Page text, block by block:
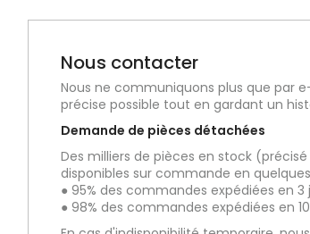
Nous contacter
Nous ne communiquons plus que par
précise possible tout en gardant un
Demande de pièces détachées
Des milliers de pièces en stock
disponibles sur commande en
● 95% des commandes expédiées en 3
● 98% des commandes expédiées en